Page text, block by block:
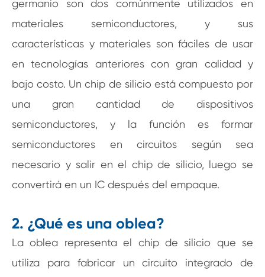
germanio son dos comúnmente utilizados en
materiales semiconductores, y sus
características y materiales son fáciles de usar
en tecnologías anteriores con gran calidad y
bajo costo. Un chip de silicio está compuesto por
una gran cantidad de dispositivos
semiconductores, y la función es formar
semiconductores en circuitos según sea
necesario y salir en el chip de silicio, luego se
convertirá en un IC después del empaque.
2. ¿Qué es una oblea?
La oblea representa el chip de silicio que se
utiliza para fabricar un circuito integrado de